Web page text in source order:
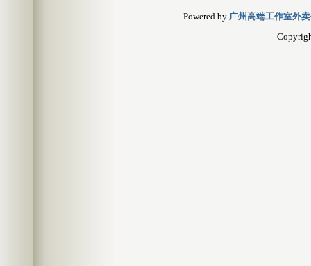
Powered by 广州高端工作室外